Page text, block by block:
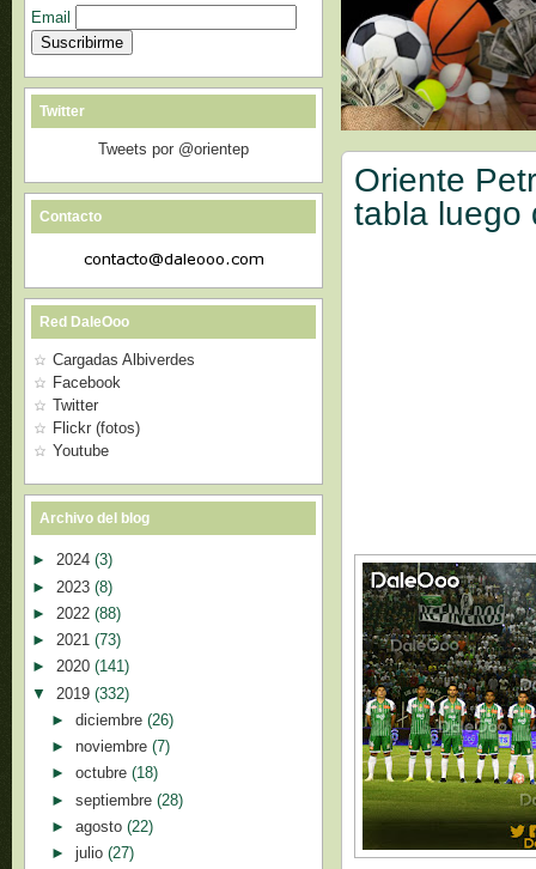
Oriente
tabla luego
Email
Twitter
Tweets por @orientep
Contacto
Red DaleOoo
Cargadas Albiverdes
Facebook
Twitter
Flickr (fotos)
Youtube
Archivo del blog
► 2024 (3)
► 2023 (8)
► 2022 (88)
► 2021 (73)
► 2020 (141)
▼ 2019 (332)
► diciembre (26)
► noviembre (7)
► octubre (18)
► septiembre (28)
► agosto (22)
► julio (27)